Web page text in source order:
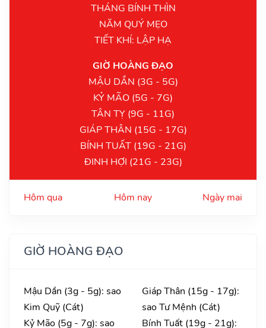
THÁNG BÍNH THÌN
NĂM QUÝ MẸO
TIẾT KHÍ: LẬP HẠ
GIỜ HOÀNG ĐẠO
MẬU DẦN (3G - 5G)
KỶ MÃO (5G - 7G)
TÂN TỴ (9G - 11G)
GIÁP THÂN (15G - 17G)
BÍNH TUẤT (19G - 21G)
ĐINH HỢI (21G - 23G)
Hôm qua Hôm nay Ngày mai
GIỜ HOÀNG ĐẠO
Mậu Dần (3g - 5g): sao
Kim Quỹ (Cát)
Kỷ Mão (5g - 7g): sao
Giáp Thân (15g - 17g):
sao Tư Mệnh (Cát)
Bính Tuất (19g - 21g):